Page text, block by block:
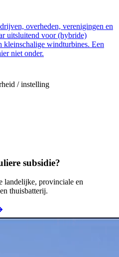
overheden, verenigingen en
uitsluitend voor (hybride)
kleinschalige windturbines. Een
niet onder.
/ instelling
subsidie?
landelijke, provinciale en
thuisbatterij.